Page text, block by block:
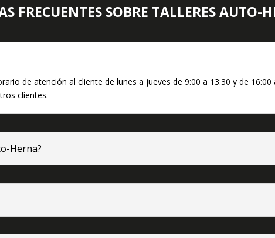
FRECUENTES SOBRE TALLERES AUTO-
de atención al cliente de lunes a jueves de 9:00 a 13:30 y de
clientes.
Herna?